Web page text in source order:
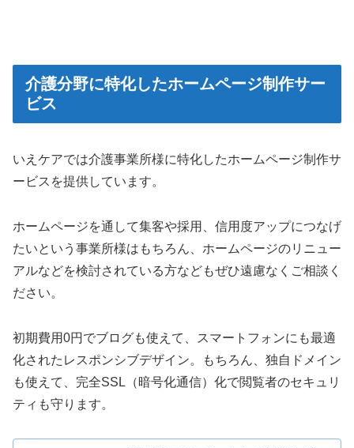
介護分野に特化したホームページ制作サー
ビス
いえケアでは介護事業所様に特化したホームページ制作サ
ービスを提供しています。
ホームページを通して集客や採用、信用度アップにつなげ
たいという事業所様はもちろん、ホームページのリニュー
アルなどを検討されている方などもぜひ遠慮なくご相談く
ださい。
初期費用0円でブログも使えて、スマートフォンにも最適
化されたレスポンシブデザイン。もちろん、独自ドメイン
も使えて、完全SSL（暗号化通信）化で閲覧者のセキュリ
ティも守ります。